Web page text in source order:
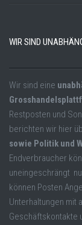
WIR SIND
Wir sind eine
Restposten und
berichten wir hier
sowie Politik und
Endverbraucher
uneingeschrängt
können Posten
Unterhaltungen mit
Geschäftskontakte